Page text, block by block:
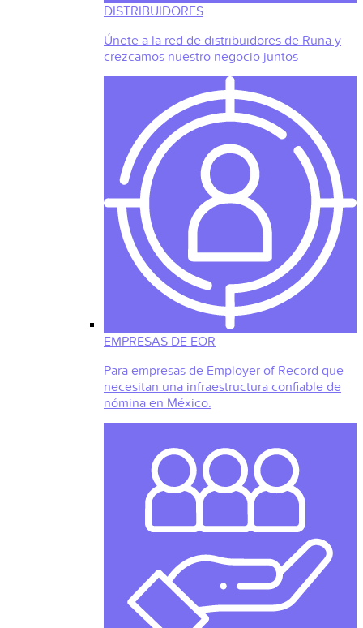
DISTRIBUIDORES
Únete a la red de distribuidores de Runa y
crezcamos nuestro negocio juntos
EMPRESAS DE EOR
Para empresas de Employer of Record que
necesitan una infraestructura confiable de
nómina en México.